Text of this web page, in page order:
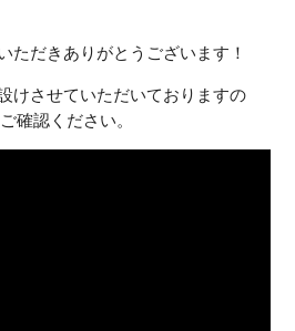
ただきありがとうございます！
けさせていただいておりますの
確認ください。